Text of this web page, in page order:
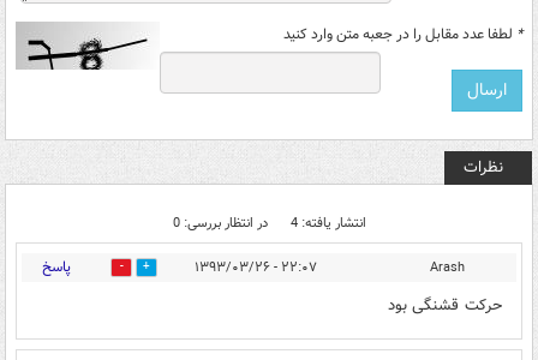
* لطفا عدد مقابل را در جعبه متن وارد کنید
نظرات
انتشار یافته: 4 در انتظار بررسی: 0
Arash ۲۲:۰۷ - ۱۳۹۳/۰۳/۲۶ 0 پاسخ
حرکت قشنگی بود